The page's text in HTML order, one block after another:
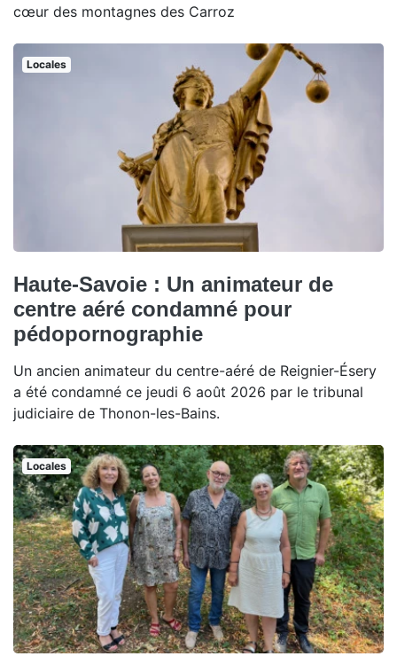
cœur des montagnes des Carroz
Locales
Haute-Savoie : Un animateur de
centre aéré condamné pour
pédopornographie
Un ancien animateur du centre-aéré de Reignier-Ésery
a été condamné ce jeudi 6 août 2026 par le tribunal
judiciaire de Thonon-les-Bains.
Locales